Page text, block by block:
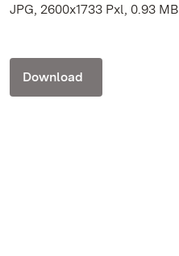
JPG, 2600x1733 Pxl, 0.93 MB
Download